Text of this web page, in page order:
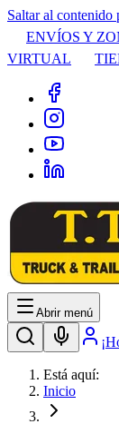
Saltar al contenido
ENVÍOS Y
VIRTUAL
Abrir menú
Está aquí:
Inicio